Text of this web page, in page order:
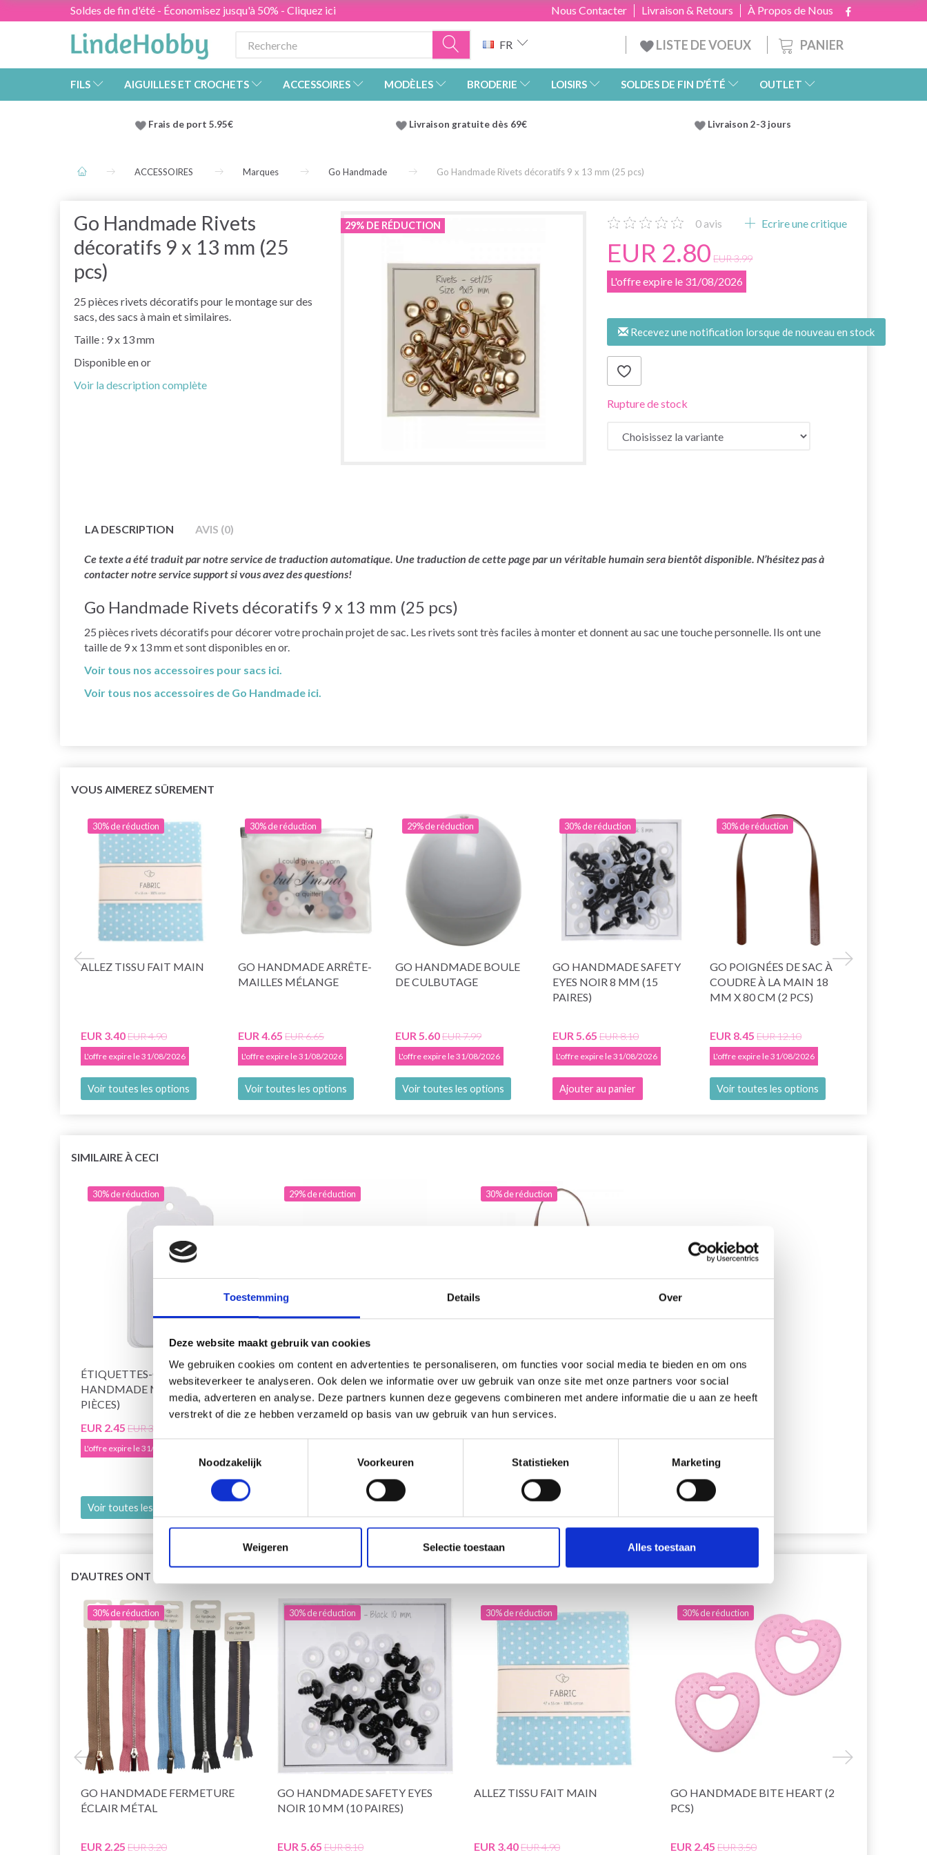
Toestemming Details Over
Deze website maakt gebruik van cookies
We gebruiken cookies om content en advertenties te personaliseren, om functies voor social media te bieden en om ons
websiteverkeer te analyseren. Ook delen we informatie over uw gebruik van onze site met onze partners voor social
media, adverteren en analyse. Deze partners kunnen deze gegevens combineren met andere informatie die u aan ze heeft
verstrekt of die ze hebben verzameld op basis van uw gebruik van hun services.
Toestemmingsselectie
Noodzakelijk
Voorkeuren Statistieken Marketing
Weigeren Selectie toestaan Alles toestaan
Soldes de fin d'été - Économisez jusqu'à 50% - Cliquez ici À Propos de Nous
Livraison & Retours
Nous Contacter
PANIER
FR LISTE DE VOEUX
FILS AIGUILLES ET CROCHETS ACCESSOIRES MODÈLES BRODERIE LOISIRS SOLDES DE FIN D’ÉTÉ OUTLET
Frais de port 5.95€ Livraison gratuite dès 69€ Livraison 2-3 jours
ACCESSOIRES Marques Go Handmade Go Handmade Rivets décoratifs 9 x 13 mm (25 pcs)
Go Handmade Rivets
décoratifs 9 x 13 mm (25
pcs)
25 pièces rivets décoratifs pour le montage sur des
sacs, des sacs à main et similaires.
Taille : 9 x 13 mm
Disponible en or
Voir la description complète
29% DE RÉDUCTION 0 avis Ecrire une critique
EUR 2.80 EUR 3.99
L'offre expire le 31/08/2026
Recevez une notification lorsque de nouveau en stock
Rupture de stock
LA DESCRIPTION AVIS (0)
Ce texte a été traduit par notre service de traduction automatique. Une traduction de cette page par un véritable humain sera bientôt disponible. N’hésitez pas à
contacter notre service support si vous avez des questions!
Go Handmade Rivets décoratifs 9 x 13 mm (25 pcs)
25 pièces rivets décoratifs pour décorer votre prochain projet de sac. Les rivets sont très faciles à monter et donnent au sac une touche personnelle. Ils ont une
taille de 9 x 13 mm et sont disponibles en or.
Voir tous nos accessoires pour sacs ici.
Voir tous nos accessoires de Go Handmade ici.
VOUS AIMEREZ SÛREMENT
30% de réduction
ALLEZ TISSU FAIT MAIN
EUR 3.40EUR 4.90
L'offre expire le 31/08/2026
Voir toutes les options
30% de réduction
GO HANDMADE ARRÊTE-
MAILLES MÉLANGE
EUR 4.65 EUR 6.65
L'offre expire le 31/08/2026
Voir toutes les options
29% de réduction
GO HANDMADE BOULE
DE CULBUTAGE
EUR 5.60EUR 7.99
L'offre expire le 31/08/2026
Voir toutes les options
30% de réduction
GO HANDMADE SAFETY
EYES NOIR 8 MM (15
PAIRES)
EUR 5.65 EUR 8.10
L'offre expire le 31/08/2026
Ajouter au panier
30% de réduction
GO POIGNÉES DE SAC À
COUDRE À LA MAIN 18
MM X 80 CM (2 PCS)
EUR 8.45 EUR 12.10
L'offre expire le 31/08/2026
Voir toutes les options
SIMILAIRE À CECI
30% de réduction
ÉTIQUETTES-CADEAUX GO
HANDMADE MANILLE (20
PIÈCES)
EUR 2.45 EUR 3.50
L'offre expire le 31/08/2026
Voir toutes les options
29% de réduction
SANGLE DE SAC GO HANDMADE
AVEC CADENAS ARGENT, 16 CM
30% de réduction
GO POIGNÉE DE SAC À MAIN
POUR RIVETS, 80 CM
Ajouter au panier
D'AUTRES ONT ÉGALEMENT
30% de réduction
GO HANDMADE FERMETURE
ÉCLAIR MÉTAL
EUR 2.25 EUR 3.20
30% de réduction
GO HANDMADE SAFETY EYES
NOIR 10 MM (10 PAIRES)
EUR 5.65 EUR 8.10
30% de réduction
ALLEZ TISSU FAIT MAIN
EUR 3.40EUR 4.90
30% de réduction
GO HANDMADE BITE HEART (2
PCS)
EUR 2.45 EUR 3.50